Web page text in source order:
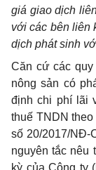
giá giao dịch
với các bên liên
dịch phát sinh
Căn cứ các
nông sản có
định chi phí lãi
thuế TNDN
số 20/2017/NĐ-
nguyên tắc nêu
kỳ của Công ty